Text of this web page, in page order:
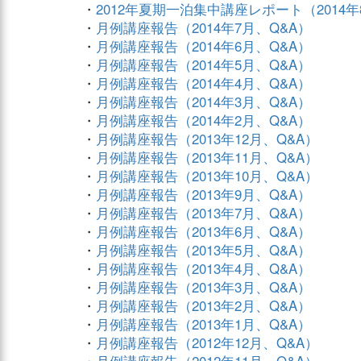
・ 2012年夏期一泊集中講座レポート（2014
・ 月例講座報告（2014年7月、Q&A）
・ 月例講座報告（2014年6月、Q&A）
・ 月例講座報告（2014年5月、Q&A）
・ 月例講座報告（2014年4月、Q&A）
・ 月例講座報告（2014年3月、Q&A）
・ 月例講座報告（2014年2月、Q&A）
・ 月例講座報告（2013年12月、Q&A）
・ 月例講座報告（2013年11月、Q&A）
・ 月例講座報告（2013年10月、Q&A）
・ 月例講座報告（2013年9月、Q&A）
・ 月例講座報告（2013年7月、Q&A）
・ 月例講座報告（2013年6月、Q&A）
・ 月例講座報告（2013年5月、Q&A）
・ 月例講座報告（2013年4月、Q&A）
・ 月例講座報告（2013年3月、Q&A）
・ 月例講座報告（2013年2月、Q&A）
・ 月例講座報告（2013年1月、Q&A）
・ 月例講座報告（2012年12月、Q&A）